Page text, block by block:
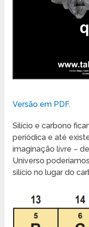
Versão em PDF.
Silício e carbono
periódica e até
imaginação livre –
Universo
silício no lugar do